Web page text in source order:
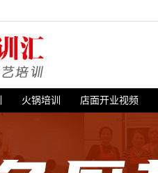
火锅培训 店面开业视频